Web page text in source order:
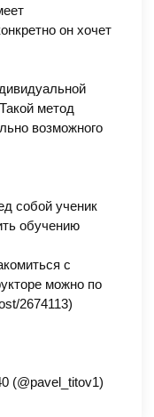
он хочет
метод
возможного
собой ученик
обучению
с
можно по
2674113)
(@pavel_titov1)